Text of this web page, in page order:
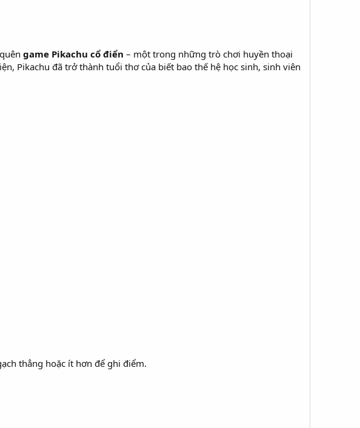
game Pikachu cổ điển – một trong những trò chơi huyền thoại
Pikachu đã trở thành tuổi thơ của biết bao thế hệ học sinh, sinh viên
thẳng hoặc ít hơn để ghi điểm.